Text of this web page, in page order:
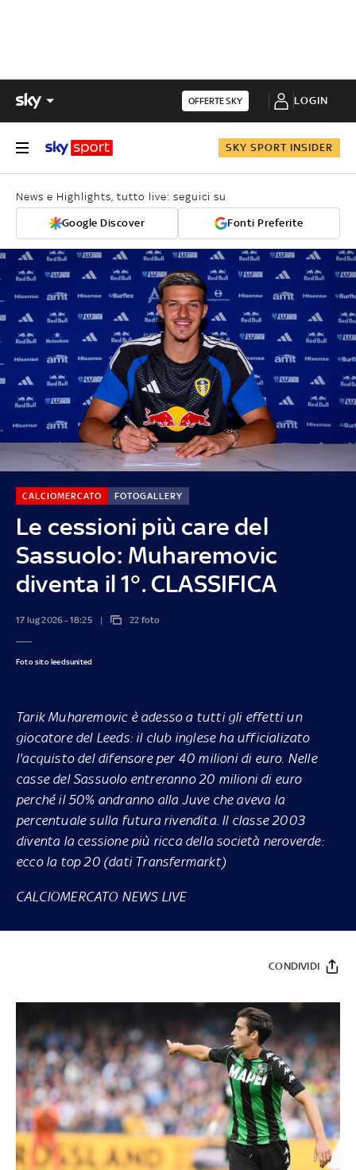
OFFERTE SKY LOGIN
SKY SPORT INSIDER
News e Highlights, tutto live: seguici su
Google Discover Fonti Preferite
Le cessioni più care del
Sassuolo: Muharemovic
diventa il 1°. CLASSIFICA
CALCIOMERCATO FOTOGALLERY
17 lug 2026 - 18:25 22 foto
Foto sito leedsunited
Tarik Muharemovic è adesso a tutti gli effetti un
giocatore del Leeds: il club inglese ha ufficializato
l'acquisto del difensore per 40 milioni di euro. Nelle
casse del Sassuolo entreranno 20 milioni di euro
perché il 50% andranno alla Juve che aveva la
percentuale sulla futura rivendita. Il classe 2003
diventa la cessione più ricca della società neroverde:
ecco la top 20 (dati Transfermarkt)
CALCIOMERCATO NEWS LIVE
CONDIVIDI